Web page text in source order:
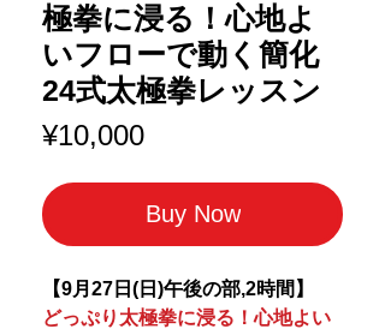
極拳に浸る！心地よ
いフローで動く簡化
24式太極拳レッスン
¥10,000Price
Buy Now
【9月27日(日)午後の部,2時間】
どっぷり太極拳に浸る！心地よい